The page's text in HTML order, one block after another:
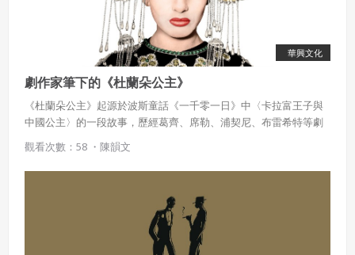
華興文化
劇作家筆下的《杜蘭朵公主》
《杜蘭朵公主》起源於波斯童話《一千零一日》中〈卡拉富王子與
中國公主〉的一段故事，歷經葛齊、席勒、浦契尼、布雷希特等劇
作家的創作，讓這齣戲以喜劇、詩劇、歌劇、寓言劇等各種形式演
出，其中以浦契尼的歌劇成就最高、影響最大，將《杜蘭朵公主》
推至世界的舞臺。
觀看次數：58 ・ 陳韻文